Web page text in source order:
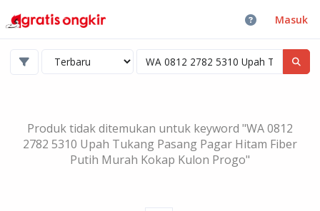
Masuk
Produk tidak ditemukan untuk keyword "WA 0812
2782 5310 Upah Tukang Pasang Pagar Hitam Fiber
Putih Murah Kokap Kulon Progo"